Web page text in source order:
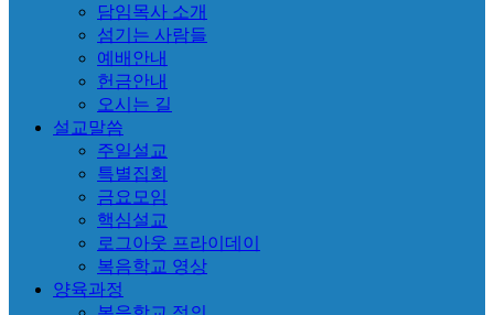
담임목사 소개
섬기는 사람들
예배안내
헌금안내
오시는 길
설교말씀
주일설교
특별집회
금요모임
핵심설교
로그아웃 프라이데이
복음학교 영상
양육과정